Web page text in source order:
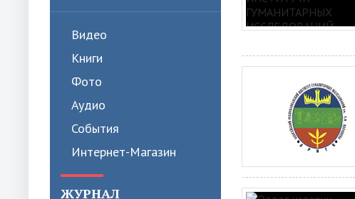
Видео
Книги
Фото
Аудио
События
Интернет-Магазин
ЖУРНАЛ